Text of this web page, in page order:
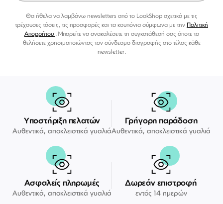
Θα ήθελα να λαμβάνω newsletters από το LookShop σχετικά με τις
τρέχουσες τάσεις, τις προσφορές και τα κουπόνια σύμφωνα με την Πολιτική
Απορρήτου . Μπορείτε να ανακαλέσετε τη συγκατάθεσή σας όποτε το
θελήσετε χρησιμοποιώντας τον σύνδεσμο διαγραφής στο τέλος κάθε
newsletter.
Υποστήριξη πελατών
Αυθεντικά, αποκλειστικά γυαλιά
Γρήγορη παράδοση
Αυθεντικά, αποκλειστικά γυαλιά
Ασφαλείς πληρωμές
Αυθεντικά, αποκλειστικά γυαλιά
Δωρεάν επιστροφή
εντός 14 ημερών